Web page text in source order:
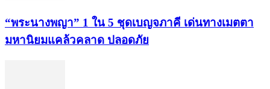
“พระ​นาง​พญา” 1 ใน 5​ ชุดเบญจ​ภาคี​ เด่นทางเมตตา​
มหา​นิยม​แคล้วคลาด​ ปลอดภัย​